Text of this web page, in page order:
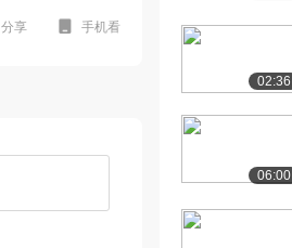
分享 手机看
02:36
06:00